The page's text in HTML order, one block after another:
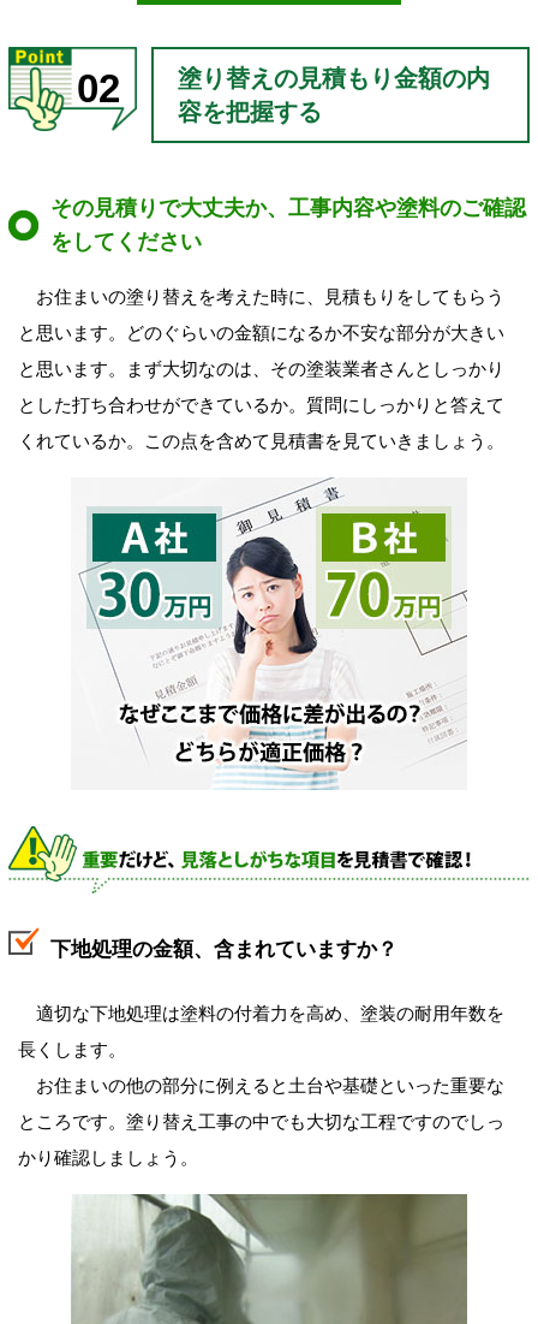
02
塗り替えの見積もり金額の内
容を把握する
その見積りで大丈夫か、工事内容や塗料のご確認
をしてください
お住まいの塗り替えを考えた時に、見積もりをしてもらう
と思います。どのぐらいの金額になるか不安な部分が大きい
と思います。まず大切なのは、その塗装業者さんとしっかり
とした打ち合わせができているか。質問にしっかりと答えて
くれているか。この点を含めて見積書を見ていきましょう。
下地処理の金額、含まれていますか？
適切な下地処理は塗料の付着力を高め、塗装の耐用年数を
長くします。
お住まいの他の部分に例えると土台や基礎といった重要な
ところです。塗り替え工事の中でも大切な工程ですのでしっ
かり確認しましょう。